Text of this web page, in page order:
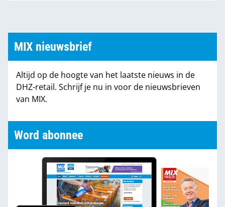
MIX nieuwsbrief
Altijd op de hoogte van het laatste nieuws in de
DHZ-retail. Schrijf je nu in voor de nieuwsbrieven
van MIX.
Word abonnee